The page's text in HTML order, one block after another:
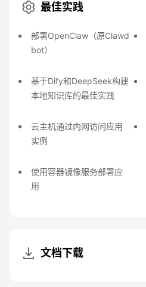
最佳实践
部署OpenClaw（原Clawd
bot）
基于Dify和DeepSeek构建
本地知识库的最佳实践
云主机通过内网访问应用
实例
使用容器镜像服务部署应
用
文档下载